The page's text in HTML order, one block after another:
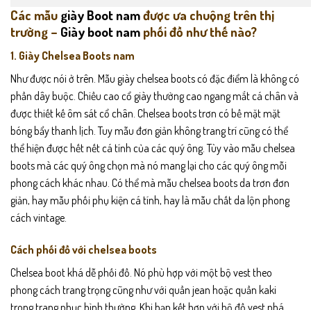
Các mẫu giày Boot namđược ưa chuộng trên thị
trường – Giày boot nam phối đồ như thế nào?
1. Giày Chelsea Boots nam
Như được nói ở trên. Mẫu giày chelsea boots có đặc điểm là không có
phần dây buộc. Chiều cao cổ giày thường cao ngang mắt cá chân và
được thiết kế ôm sát cổ chân. Chelsea boots trơn có bề mặt mặt
bóng bẩy thanh lịch. Tuy mẫu đơn giản không trang trí cũng có thể
thể hiện được hết nết cá tính của các quý ông. Tùy vào mẫu chelsea
boots mà các quý ông chọn mà nó mang lại cho các quý ông mỗi
phong cách khác nhau. Có thể mà mẫu chelsea boots da trơn đơn
giản, hay mẫu phối phụ kiện cá tính, hay là mẫu chất da lộn phong
cách vintage.
Cách phối đồ với chelsea boots
Chelsea boot khá dễ phối đồ. Nó phù hợp với một bộ vest theo
phong cách trang trọng cũng như với quần jean hoặc quần kaki
trong trang phục bình thường. Khi bạn kết hợp với bộ đồ vest phá